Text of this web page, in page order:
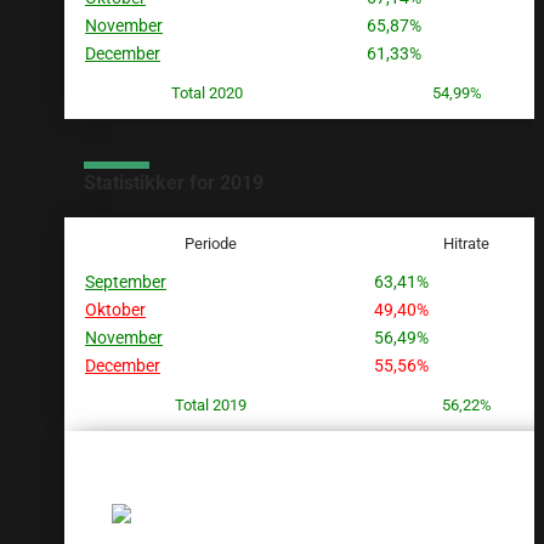
November
65,87%
December
61,33%
Total 2020 54,99%
Periode Hitrate
September
63,41%
Oktober
49,40%
November
56,49%
December
55,56%
Total 2019 56,22%